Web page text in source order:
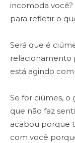
incomoda
para refletir o
Será que é
relacionamento
está agindo
Se for ciúmes, o
que não faz
acabou porque
com você